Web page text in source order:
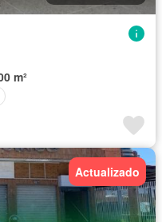
m²
Actualizado